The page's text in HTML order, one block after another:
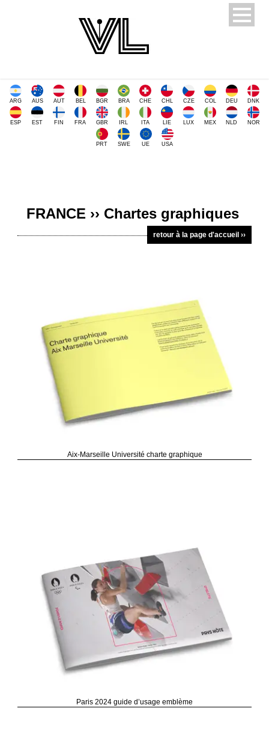
ARG AUS AUT BEL BGR BRA CHE CHL CZE COL DEU DNK
ESP EST FIN FRA GBR IRL ITA LIE LUX MEX NLD NOR
PRT SWE UE USA
FRANCE ›› Chartes graphiques
retour à la page d'accueil ››
Aix-Marseille Université charte graphique
Paris 2024 guide d’usage emblème